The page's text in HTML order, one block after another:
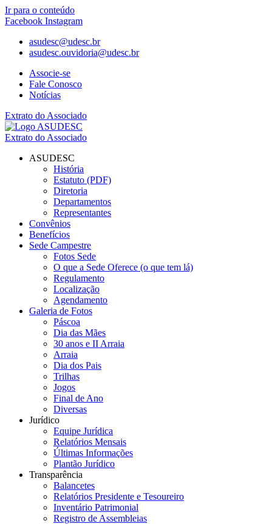
Ir para o conteúdo
Facebook Instagram
asudesc@udesc.br
asudesc.ouvidoria@udesc.br
Associe-se
Fale Conosco
Notícias
Extrato do Associado
Extrato do Associado
ASUDESC
História
Estatuto (PDF)
Diretoria
Departamentos
Representantes
Convênios
Benefícios
Sede Campestre
Fotos Sede
O que a Sede Oferece (o que tem lá)
Regulamento
Localização
Agendamento
Galeria de Fotos
Páscoa
Dia das Mães
30 anos e II Arraia
Arraia
Dia dos Pais
Trilhas
Jogos
Final de Ano
Diversas
Jurídico
Equipe Jurídica
Relatórios Mensais
Últimas Informações
Plantão Jurídico
Transparência
Balancetes
Relatórios Presidente e Tesoureiro
Inventário Patrimonial
Registro de Assembleias